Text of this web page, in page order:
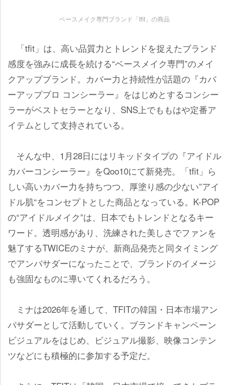
ベースメイク専門ブランド「tfit」の商品
「tfit」は、高い品質力とトレンドを捉えたブランド
感度を強みに成長を続ける“ベースメイク専門”のメイ
クアップブランド。カバー力と持続性が話題の『カバ
ーアッププロ コンシーラー』をはじめとするコンシー
ラーがベストセラーとなり、SNS上でももはや定番ア
イテムとして支持されている。
そんな中、1月28日にはリキッドタイプの『アイドル
カバーコンシーラー』をQoo10にて新発売。「tfit」ら
しい高いカバー力を持ちつつ、厚塗り感の少ない”アイ
ドル肌“をコンセプトとした商品となっている。K-POP
の“アイドルメイク”は、日本でもトレンドとなるキー
ワード。透明感があり、洗練された美しさでファンを
魅了するTWICEのミナが、新商品発売と同タイミング
でアンバサダーになったことで、ブランドのイメージ
も強固なものに導いてくれるだろう。
ミナは2026年を通して、TFITの韓国・日本市場アン
バサダーとして活動していく。ブランドキャンペーン
ビジュアルをはじめ、ビジュアル撮影、映像コンテン
ツなどにも積極的に参加する予定だ。